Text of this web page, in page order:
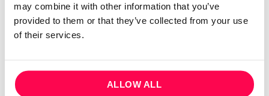
may combine it with other information that you’ve
provided to them or that they’ve collected from your use
of their services.
ALLOW ALL
Conta cliente
Recuperar Password
Política de privacidade